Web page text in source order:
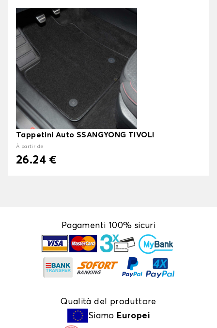
Tappetini Auto SSANGYONG TIVOLI
À partir de
26.24 €
Pagamenti 100% sicuri
Qualità del produttore
Siamo Europei